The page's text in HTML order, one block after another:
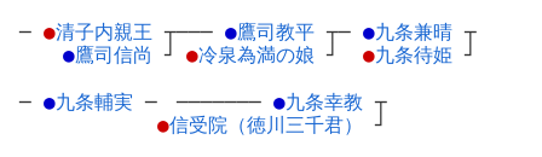
─ ●清子内親王 ┬
●鷹司信尚 ┘
─── ●鷹司教平 ┬
●冷泉為満の娘 ┘
─ ●九条兼晴 ┬
●九条待姫 ┘
─ ●九条輔実 ─ ─────── ●九条幸教 ┬
●信受院（徳川三千君） ┘